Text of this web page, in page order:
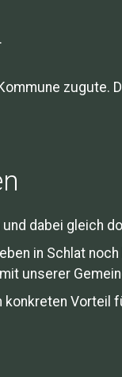
zugute.
dabei gleich
in Schlat
unserer
Vorteil